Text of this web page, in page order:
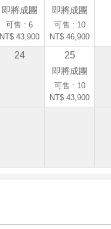
即將成團
可售 : 6
NT$ 43,900
即將成團
可售 : 10
NT$ 46,900
24
25
即將成團
可售 : 10
NT$ 43,900